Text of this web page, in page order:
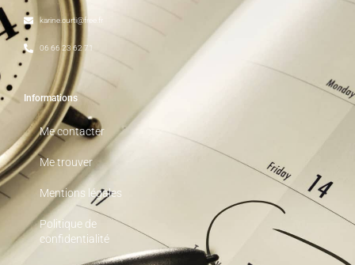
karine.curti@free.fr
06 66 23 62 71
Informations
Me contacter
Me trouver
Mentions légales
Politique de
confidentialité